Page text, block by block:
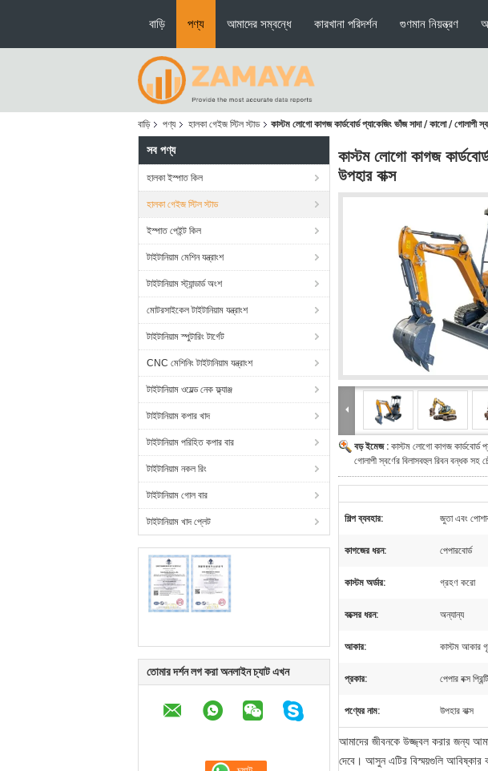
বাড়ি পণ্য আমাদের সম্বন্ধে কারখানা পরিদর্শন গুণমান নিয়ন্ত্রণ
বাড়ি পণ্য হালকা গেইজ স্টিল স্টাড কাস্টম লোগো কাগজ কার্ডবোর্ড প্যাকেজিং ভাঁজ সাদা / কালো / গোলাপী
সব পণ্য
হালকা ইস্পাত কিল
হালকা গেইজ স্টিল স্টাড
ইস্পাত পেইন্ট কিল
টাইটানিয়াম মেশিন যন্ত্রাংশ
টাইটানিয়াম স্ট্যান্ডার্ড অংশ
মোটরসাইকেল টাইটানিয়াম যন্ত্রাংশ
টাইটানিয়াম স্পুটারিং টার্গেট
CNC মেশিনিং টাইটানিয়াম যন্ত্রাংশ
টাইটানিয়াম ওয়েল্ড নেক ফ্ল্যাঞ্জ
টাইটানিয়াম কপার খাদ
টাইটানিয়াম পরিহিত কপার বার
টাইটানিয়াম নকল রিং
টাইটানিয়াম গোল বার
টাইটানিয়াম খাদ প্লেট
তোমার দর্শন লগ করা অনলাইন চ্যাট এখন
কাস্টম লোগো কাগজ
উপহার বাক্স
বড় ইমেজ : কাস্টম লোগো কাগজ কার্ডবোর্ড
গোলাপী স্বর্ণের বিলাসবহুল রিবন বন্ধক সহ
শিল্প ব্যবহার: জুতা এবং
কাগজের ধরন: পেপারবোর্ড
কাস্টম অর্ডার: গ্রহণ করো
বক্সের ধরন: অন্যান্য
আকার: কাস্টম আকার
প্রকার: পেপার বক্স
পণ্যের নাম: উপহার বাক্স
আমাদের জীবনকে উজ্জ্বল করার জন্য
দেবে। আসুন এটির বিস্ময়গুলি আবিষ্কার